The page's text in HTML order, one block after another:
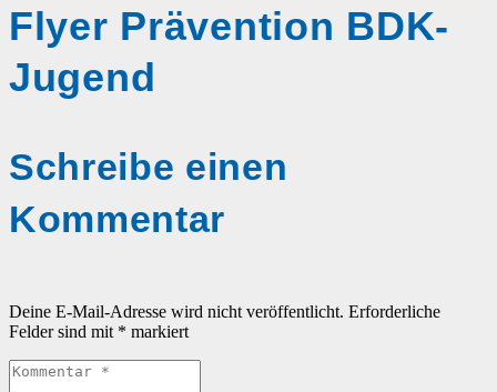
Flyer Prävention BDK-
Jugend
Schreibe einen
Kommentar
Deine E-Mail-Adresse wird nicht veröffentlicht. Erforderliche
Felder sind mit * markiert